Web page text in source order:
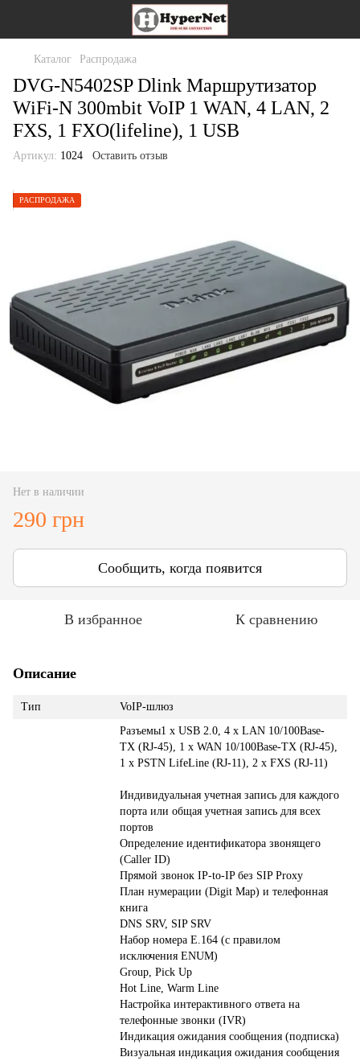
Каталог Распродажа
DVG-N5402SP Dlink Маршрутизатор
WiFi-N 300mbit VoIP 1 WAN, 4 LAN, 2
FXS, 1 FXO(lifeline), 1 USB
Артикул: 1024 Оставить отзыв
РАСПРОДАЖА
Нет в наличии
290 грн
Сообщить, когда появится
В избранное К сравнению
Описание
Тип VoIP-шлюз
Разъемы1 x USB 2.0, 4 x LAN 10/100Base-
TX (RJ-45), 1 x WAN 10/100Base-TX (RJ-45),
1 х PSTN LifeLine (RJ-11), 2 x FXS (RJ-11)
Индивидуальная учетная запись для каждого
порта или общая учетная запись для всех
портов
Определение идентификатора звонящего
(Caller ID)
Прямой звонок IP-to-IP без SIP Proxy
План нумерации (Digit Map) и телефонная
книга
DNS SRV, SIP SRV
Набор номера E.164 (с правилом
исключения ENUM)
Group, Pick Up
Hot Line, Warm Line
Настройка интерактивного ответа на
телефонные звонки (IVR)
Индикация ожидания сообщения (подписка)
Визуальная индикация ожидания сообщения